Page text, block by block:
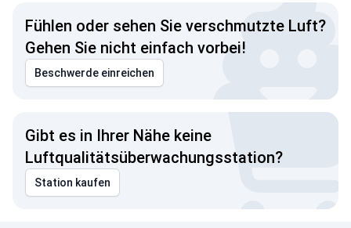
Fühlen oder sehen Sie verschmutzte Luft?
Gehen Sie nicht einfach vorbei!
Beschwerde einreichen
Gibt es in Ihrer Nähe keine
Luftqualitätsüberwachungsstation?
Station kaufen